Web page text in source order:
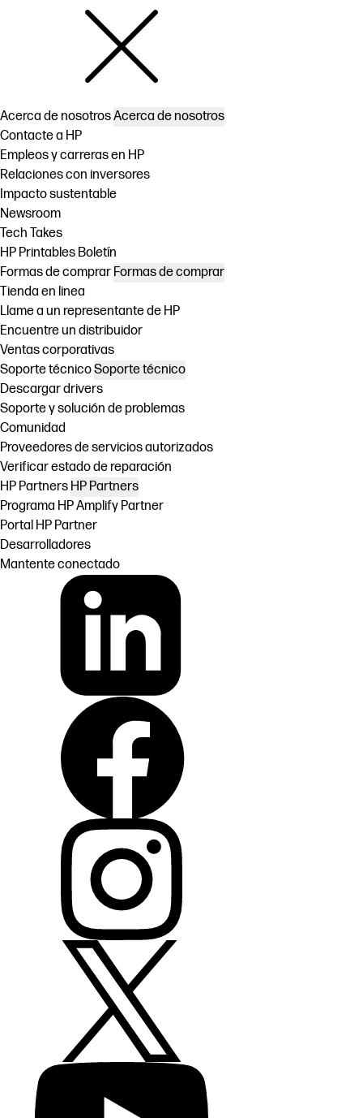
Acerca de nosotrosAcerca de nosotros
Contacte a HP
Empleos y carreras en HP
Relaciones con inversores
Impacto sustentable
Newsroom
Tech Takes
HP Printables Boletín
Formas de comprar Formas de comprar
Tienda en linea
Llame a un representante de HP
Encuentre un distribuidor
Ventas corporativas
Soporte técnicoSoporte técnico
Descargar drivers
Soporte y solución de problemas
Comunidad
Proveedores de servicios autorizados
Verificar estado de reparación
HP Partners HP Partners
Programa HP Amplify Partner
Portal HP Partner
Desarrolladores
Mantente conectado